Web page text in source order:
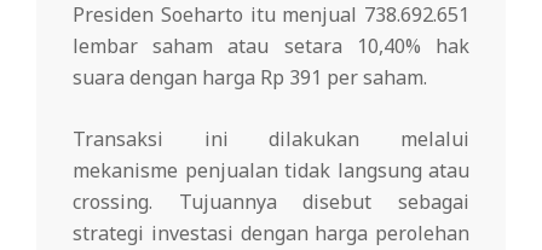
Presiden Soeharto itu menjual 738.692.651
lembar saham atau setara 10,40% hak
suara dengan harga Rp 391 per saham.
Transaksi ini dilakukan melalui
mekanisme penjualan tidak langsung atau
crossing. Tujuannya disebut sebagai
strategi investasi dengan harga perolehan